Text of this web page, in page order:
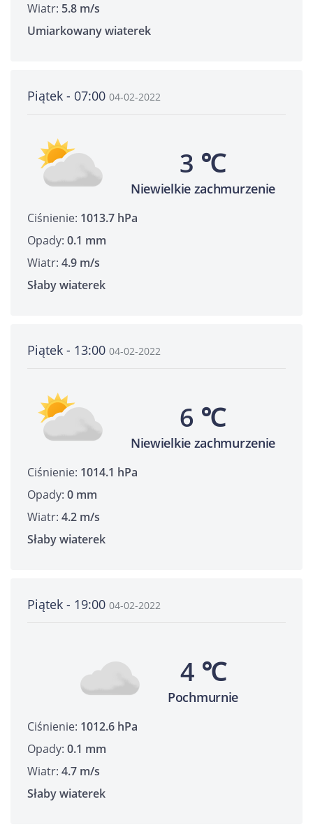
Wiatr: 5.8 m/s
Umiarkowany wiaterek
Piątek - 07:00 04-02-2022
3 ℃
Niewielkie zachmurzenie
Ciśnienie: 1013.7 hPa
Opady: 0.1 mm
Wiatr: 4.9 m/s
Słaby wiaterek
Piątek - 13:00 04-02-2022
6 ℃
Niewielkie zachmurzenie
Ciśnienie: 1014.1 hPa
Opady: 0 mm
Wiatr: 4.2 m/s
Słaby wiaterek
Piątek - 19:00 04-02-2022
4 ℃
Pochmurnie
Ciśnienie: 1012.6 hPa
Opady: 0.1 mm
Wiatr: 4.7 m/s
Słaby wiaterek